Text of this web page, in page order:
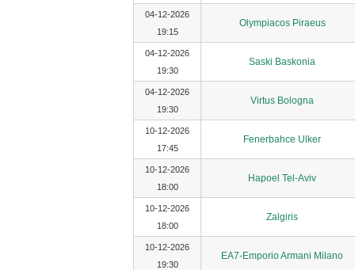
04-12-2026
19:15
Olympiacos Piraeus
04-12-2026
19:30
Saski Baskonia
04-12-2026
19:30
Virtus Bologna
10-12-2026
17:45
Fenerbahce Ulker
10-12-2026
18:00
Hapoel Tel-Aviv
10-12-2026
18:00
Zalgiris
10-12-2026
19:30
EA7-Emporio Armani Milano